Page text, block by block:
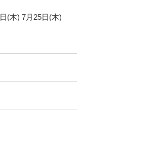
日(木) 7月 25日(木)